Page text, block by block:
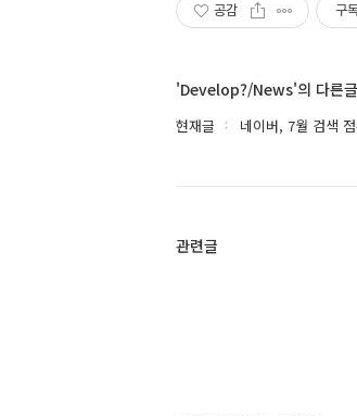
공감 구
'Develop?/News'의 다른글
현재글 네이버, 7월 검색
관련글